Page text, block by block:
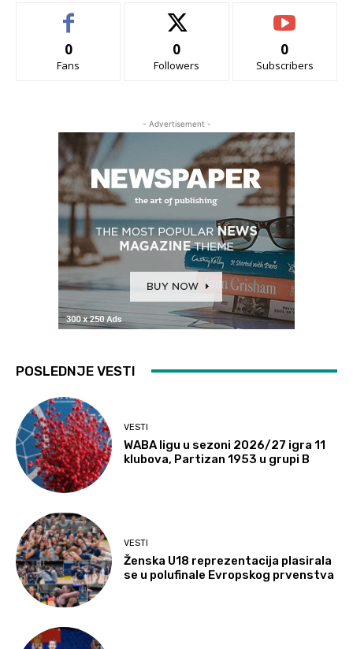
0
Fans
0
Followers
0
Subscribers
- Advertisement -
POSLEDNJE VESTI
VESTI
WABA ligu u sezoni 2026/27 igra 11
klubova, Partizan 1953 u grupi B
VESTI
Ženska U18 reprezentacija plasirala
se u polufinale Evropskog prvenstva